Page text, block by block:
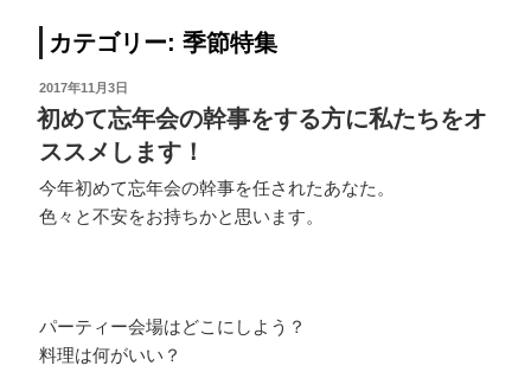
カテゴリー: 季節特集
投
稿
日:
2017年11月3日
初めて忘年会の幹事をする方に私たちをオ
ススメします！
今年初めて忘年会の幹事を任されたあなた。
色々と不安をお持ちかと思います。
パーティー会場はどこにしよう？
料理は何がいい？